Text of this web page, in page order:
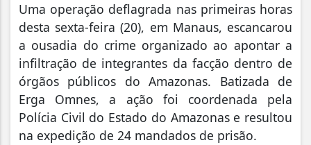
Uma operação deflagrada nas primeiras horas
desta sexta-feira (20), em Manaus, escancarou
a ousadia do crime organizado ao apontar a
infiltração de integrantes da facção dentro de
órgãos públicos do Amazonas. Batizada de
Erga Omnes, a ação foi coordenada pela
Polícia Civil do Estado do Amazonas e resultou
na expedição de 24 mandados de prisão.